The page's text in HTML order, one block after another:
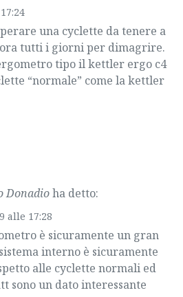
una cyclette da tenere a
ora tutti i giorni per dimagrire.
tipo il kettler ergo c4
“normale” come la kettler
Donadioha detto:
alle 17:28
è sicuramente un gran
interno è sicuramente
alle cyclette normali ed
sono un dato interessante